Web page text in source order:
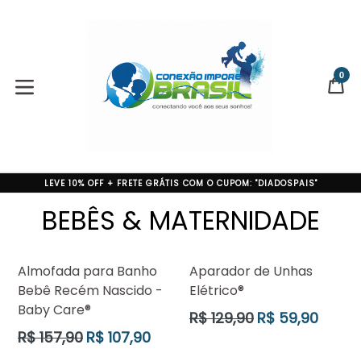
expandir/colapsar
0
LEVE 10% OFF + FRETE GRÁTIS COM O CUPOM: "DIADOSPAIS"
BEBÊS & MATERNIDADE
Almofada para Banho
Bebê Recém Nascido -
Baby Care®
Preço
R$ 157,90 R$ 107,90
Aparador de Unhas
Elétrico®
Preço
R$ 129,90 R$ 59,90